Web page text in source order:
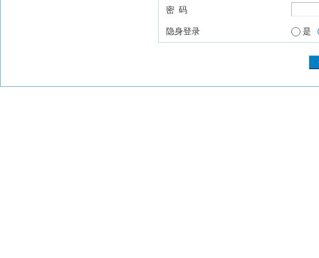
密 码
隐身登录 是